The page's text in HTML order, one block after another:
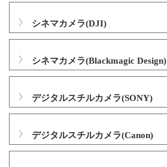
シネマカメラ(DJI)
シネマカメラ(Blackmagic Design)
デジタルスチルカメラ(SONY)
デジタルスチルカメラ(Canon)